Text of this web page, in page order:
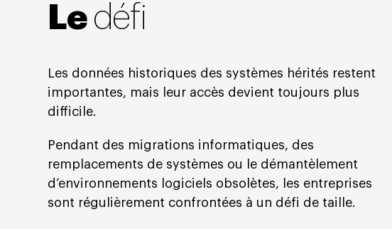
Le défi
Les données historiques des systèmes hérités restent
importantes, mais leur accès devient toujours plus
difficile.
Pendant des migrations informatiques, des
remplacements de systèmes ou le démantèlement
d’environnements logiciels obsolètes, les entreprises
sont régulièrement confrontées à un défi de taille.